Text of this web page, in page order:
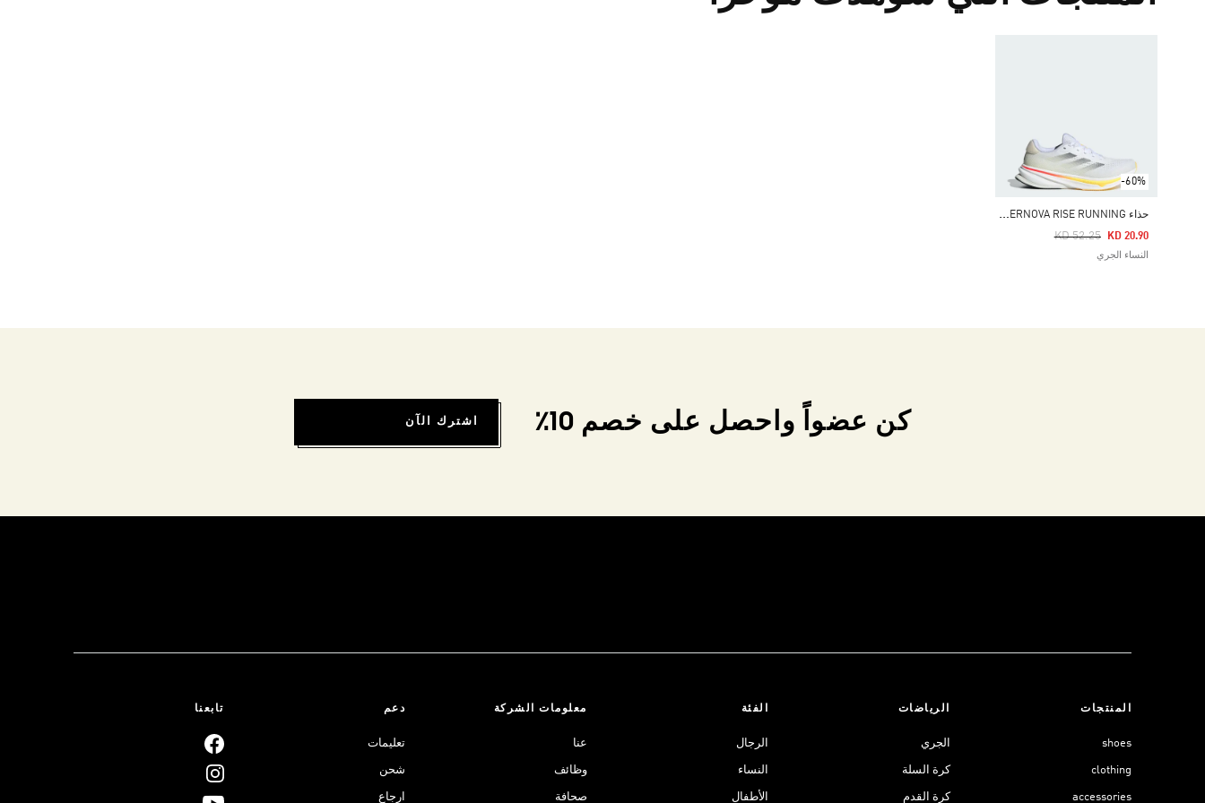
-60%
ح
ذاء SUPERNOVA RISE RUNNING
Price Reduced From
KD 52.25
To KD 20.90
النساء الجري
كن عضواً واحصل على خصم 10٪ اشترك الآن
المنتجات
shoes
clothing
accessories
الرياضات
الجري
كرة السلة
كرة القدم
الفئة
الرجال
النساء
الأطفال
معلومات الشركة
عنا
وظائف
صحافة
دعم
تعليمات
شحن
ارجاع
تابعنا